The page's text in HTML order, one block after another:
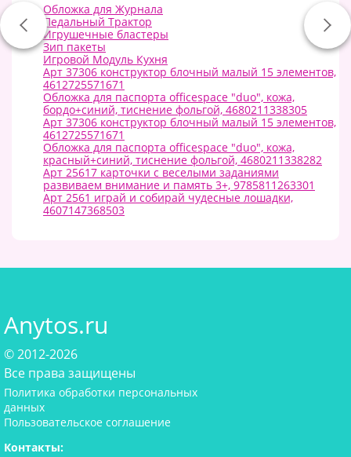
Обложка для Журнала
Педальный Трактор
Игрушечные бластеры
Зип пакеты
Игровой Модуль Кухня
Арт 37306 конструктор блочный малый 15 элементов,
4612725571671
Обложка для паспорта officespace "duo", кожа,
бордо+синий, тиснение фольгой, 4680211338305
Арт 37306 конструктор блочный малый 15 элементов,
4612725571671
Обложка для паспорта officespace "duo", кожа,
красный+синий, тиснение фольгой, 4680211338282
Арт 25617 карточки с веселыми заданиями
развиваем внимание и память 3+, 9785811263301
Арт 2561 играй и собирай чудесные лошадки,
4607147368503
Anytos.ru
© 2012-2026
Все права защищены
Политика обработки персональных
данных
Пользовательское соглашение
Контакты: